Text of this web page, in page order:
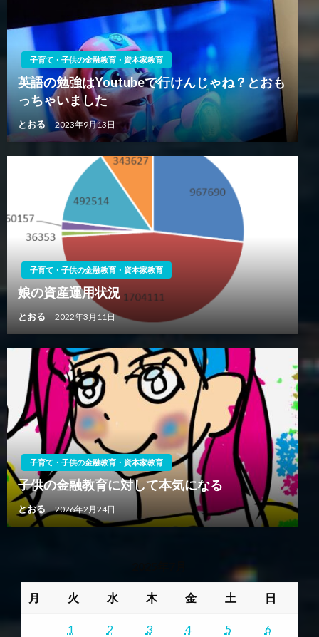
子育て・子供の金融教育・資本家教育
英語の勉強はYoutubeで行けんじゃね？とおも
っちゃいました
とおる 2023年9月13日
子育て・子供の金融教育・資本家教育
娘の資産運用状況
とおる 2022年3月11日
子育て・子供の金融教育・資本家教育
子供の金融教育に対して本気になる
とおる 2026年2月24日
月 火 水 木 金 土 日
1 2 3 4 5 6